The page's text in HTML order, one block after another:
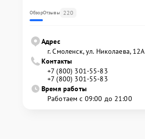
ОбзорОтзывы 220
Адрес
г. Смоленск, ул. Николаева, 12А
Контакты
+7 (800) 301-55-83
+7 (800) 301-55-83
Время работы
Работаем с 09:00 до 21:00